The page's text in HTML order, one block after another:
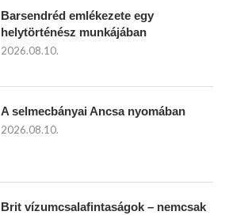
Barsendréd emlékezete egy
helytörténész munkájában
2026.08.10.
A selmecbányai Ancsa nyomában
2026.08.10.
Brit vízumcsalafintaságok – nemcsak